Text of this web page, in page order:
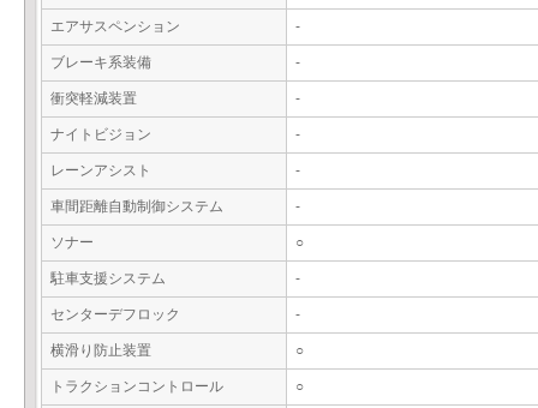
エアサスペンション -
ブレーキ系装備 -
衝突軽減装置 -
ナイトビジョン -
レーンアシスト -
車間距離自動制御システム -
ソナー ○
駐車支援システム -
センターデフロック -
横滑り防止装置 ○
トラクションコントロール ○